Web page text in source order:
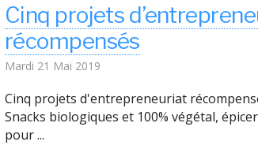
Cinq projets
récompensés
Mardi 21 Mai 2019
Cinq projets d'entrepreneuriat
Snacks biologiques et 100% végétal,
pour ...